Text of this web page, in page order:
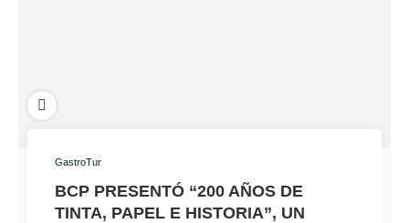
GastroTur
BCP PRESENTÓ “200 AÑOS DE
TINTA, PAPEL E HISTORIA”, UN